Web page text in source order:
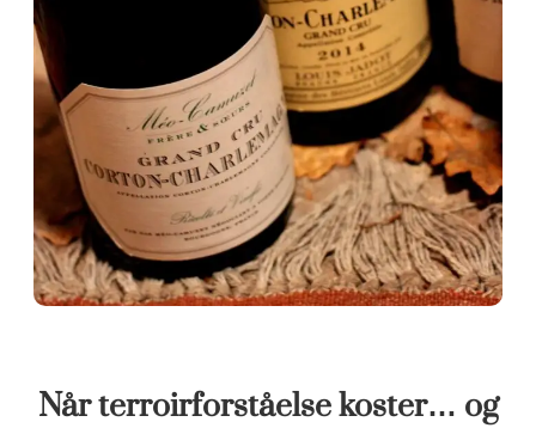
Når terroirforståelse koster… og